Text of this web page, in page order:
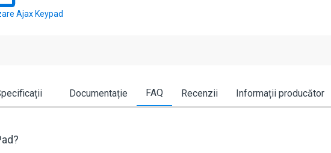
Ajax Keypad
Documentație FAQ Recenzii Informații producător